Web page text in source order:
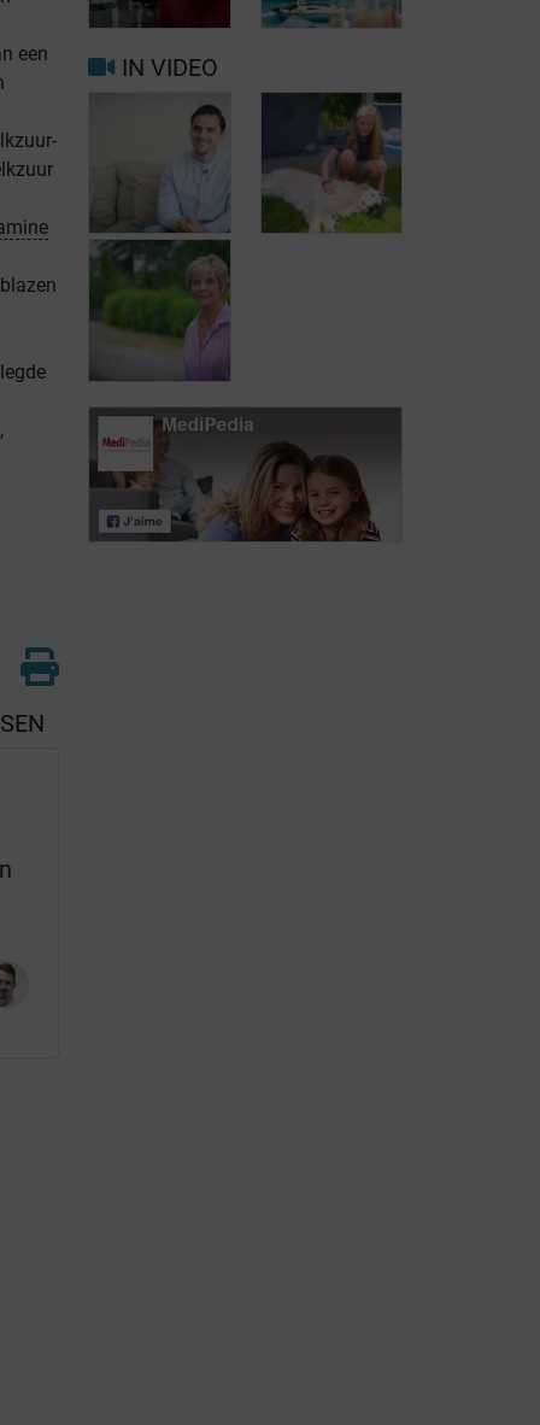
een
invloed op de
levenskwaliteit
(SBS) en
chirurgie
Kortedarmsyndroom
(SBS) en
geneesmiddelen
Parenterale
voeding op
lange termijn
IN VIDEO
Leven met
kortedarmsyndroom:
Leven met
kortedarmsyndroom:
getuigenis van
Muriel